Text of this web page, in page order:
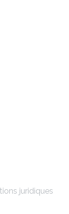
juridiques